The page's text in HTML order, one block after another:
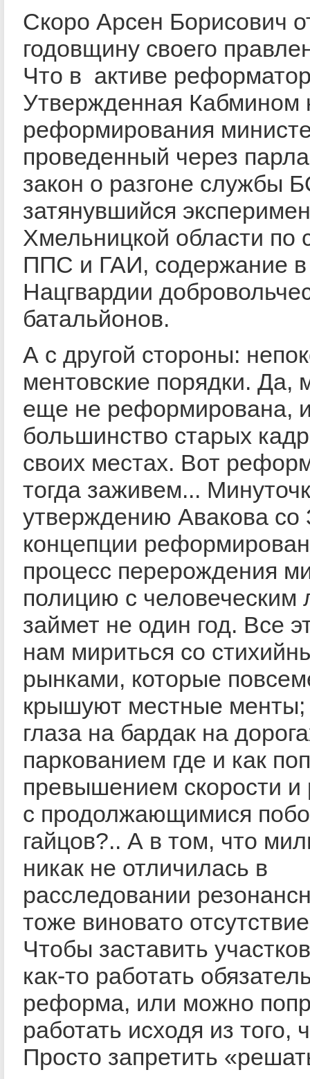
Скоро Арсен Борисович
годовщину своего
Что в активе
Утвержденная Кабмином
реформирования
проведенный через
закон о разгоне службы
затянувшийся
Хмельницкой области по
ППС и ГАИ, содержание в
Нацгвардии
батальйонов.
А с другой стороны:
ментовские порядки. Да,
еще не реформирована,
большинство старых
своих местах. Вот
тогда заживем...
утверждению Авакова со
концепции
процесс перерождения
полицию с человеческим
займет не один год. Все
нам мириться со
рынками, которые
крышуют местные менты;
глаза на бардак на
паркованием где и как
превышением скорости и
с продолжающимися
гайцов?.. А в том, что
никак не отличилась в
расследовании
тоже виновато
Чтобы заставить
как-то работать
реформа, или можно
работать исходя из того,
Просто запретить